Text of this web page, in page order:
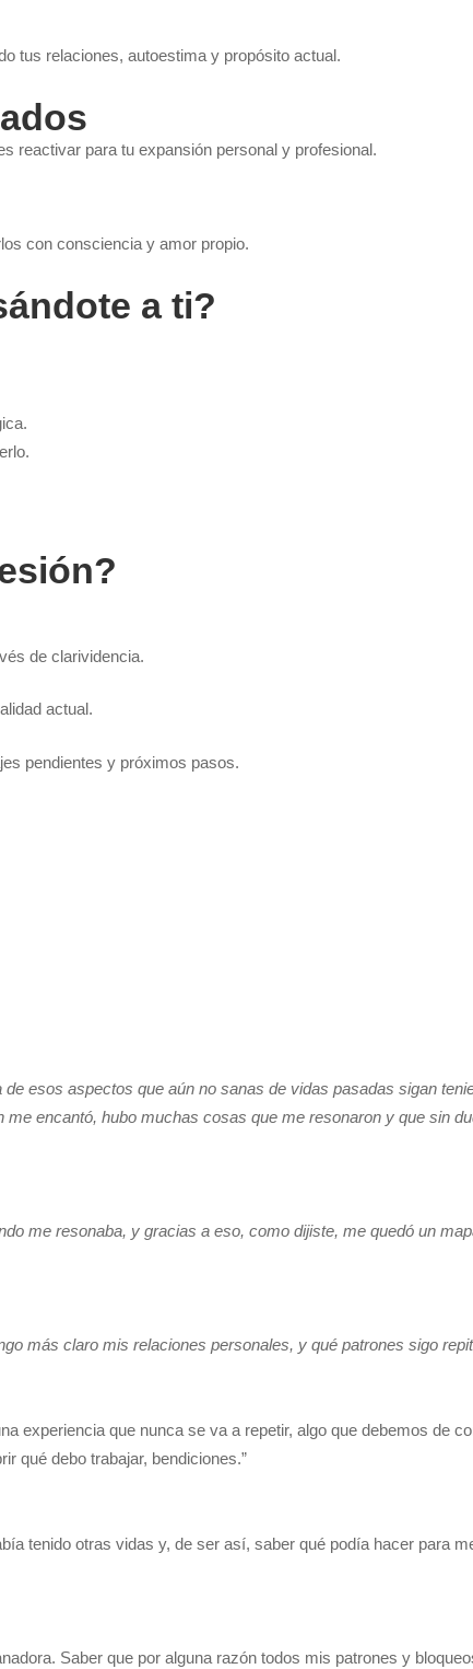
tus relaciones, autoestima y propósito actual.
reactivar para tu expansión personal y profesional.
con consciencia y amor propio.
a ti?
de clarividencia.
actual.
pendientes y próximos pasos.
esos aspectos que aún no sanas de vidas pasadas sigan
encantó, hubo muchas cosas que me resonaron y que sin
me resonaba, y gracias a eso, como dijiste, me quedó un
más claro mis relaciones personales, y qué patrones sigo
experiencia que nunca se va a repetir, algo que debemos de
qué debo trabajar, bendiciones.”
tenido otras vidas y, de ser así, saber qué podía hacer para
Saber que por alguna razón todos mis patrones y